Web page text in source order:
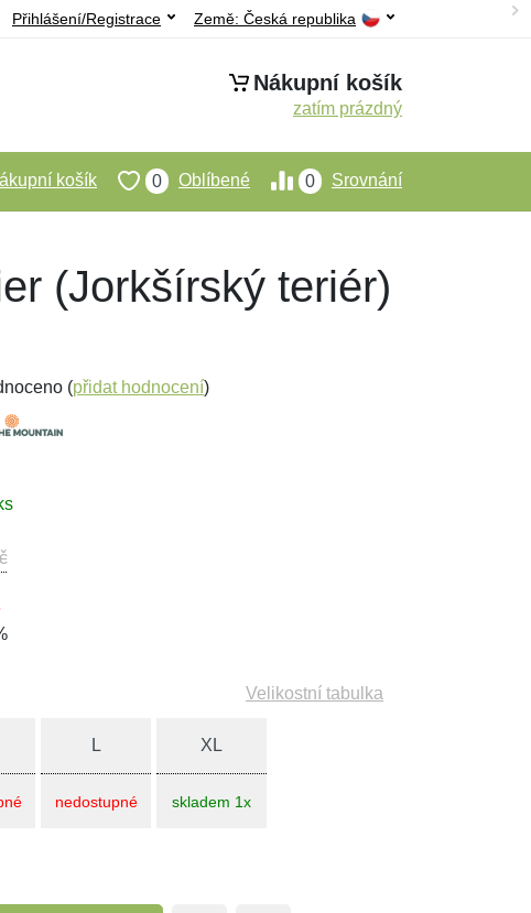
Země: Česká republika
Přihlášení/Registrace
Nákupní košík
zatím prázdný
0 Srovnání
0 Oblíbené
košík
(Jorkšírský teriér)
(přidat hodnocení)
Velikostní tabulka
L
nedostupné
XL
skladem 1x